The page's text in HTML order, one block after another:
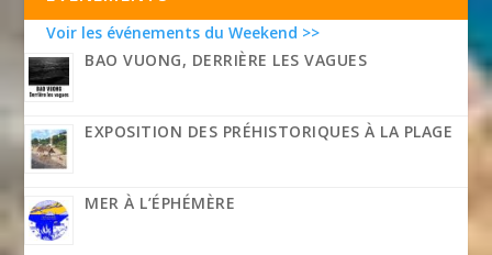
Voir les événements du Weekend >>
BAO VUONG, DERRIÈRE LES VAGUES
EXPOSITION DES PRÉHISTORIQUES À LA PLAGE
MER À L’ÉPHÉMÈRE